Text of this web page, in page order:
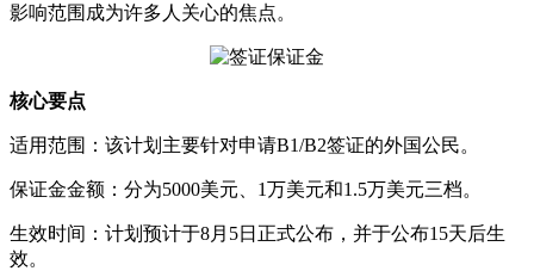
影响范围成为许多人关心的焦点。
核心要点
适用范围：该计划主要针对申请B1/B2签证的外国公民。
保证金金额：分为5000美元、1万美元和1.5万美元三档。
生效时间：计划预计于8月5日正式公布，并于公布15天后生
效。